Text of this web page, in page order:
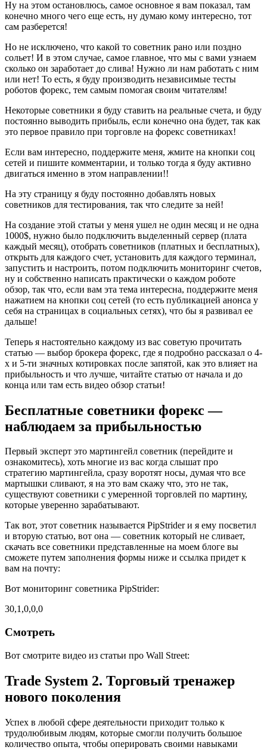
Ну на этом остановлюсь, самое основное я вам показал, там
конечно много чего еще есть, ну думаю кому интересно, тот
сам разберется!
Но не исключено, что какой то советник рано или поздно
сольет! И в этом случае, самое главное, что мы с вами узнаем
сколько он заработает до слива! Нужно ли нам работать с ним
или нет! То есть, я буду производить независимые тесты
роботов форекс, тем самым помогая своим читателям!
Некоторые советники я буду ставить на реальные счета, и буду
постоянно выводить прибыль, если конечно она будет, так как
это первое правило при торговле на форекс советниках!
Если вам интересно, поддержите меня, жмите на кнопки соц
сетей и пишите комментарии, и только тогда я буду активно
двигаться именно в этом направлении!!
На эту страницу я буду постоянно добавлять новых
советников для тестирования, так что следите за ней!
На создание этой статьи у меня ушел не один месяц и не одна
1000$, нужно было подключить выделенный сервер (плата
каждый месяц), отобрать советников (платных и бесплатных),
открыть для каждого счет, установить для каждого терминал,
запустить и настроить, потом подключить мониторинг счетов,
ну и собственно написать практически о каждом роботе
обзор, так что, если вам эта тема интересна, поддержите меня
нажатием на кнопки соц сетей (то есть публикацией анонса у
себя на страницах в социальных сетях), что бы я развивал ее
дальше!
Теперь я настоятельно каждому из вас советую прочитать
статью — выбор брокера форекс, где я подробно рассказал о 4-
х и 5-ти значных котировках после запятой, как это влияет на
прибыльность и что лучше, читайте статью от начала и до
конца или там есть видео обзор статьи!
Бесплатные советники форекс —
наблюдаем за прибыльностью
Первый эксперт это мартингейл советник (перейдите и
ознакомитесь), хоть многие из вас когда слышат про
стратегию мартингейла, сразу воротят носы, думая что все
мартышки сливают, я на это вам скажу что, это не так,
существуют советники с умеренной торговлей по мартину,
которые уверенно зарабатывают.
Так вот, этот советник называется PipStrider и я ему посветил
и вторую статью, вот она — советник который не сливает,
скачать все советники представленные на моем блоге вы
сможете путем заполнения формы ниже и ссылка придет к
вам на почту:
Вот мониторинг советника PipStrider:
30,1,0,0,0
Смотреть
Вот смотрите видео из статьи про Wall Street:
Trade System 2. Торговый тренажер
нового поколения
Успех в любой сфере деятельности приходит только к
трудолюбивым людям, которые смогли получить большое
количество опыта, чтобы оперировать своими навыками